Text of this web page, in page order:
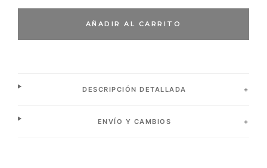
AÑADIR AL CARRITO
DESCRIPCIÓN DETALLADA
ENVÍO Y CAMBIOS